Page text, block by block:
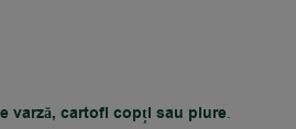
varză, cartofi copți sau piure.